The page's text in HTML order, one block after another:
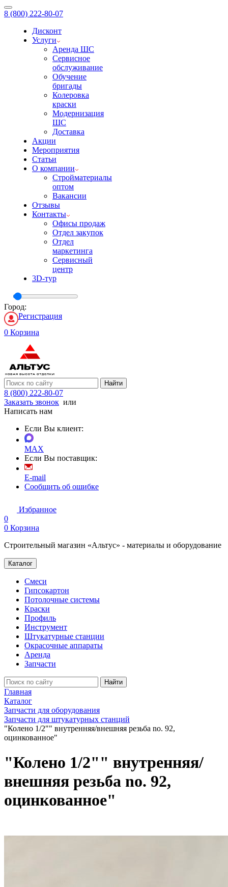
8 (800) 222-80-07
Дисконт
Услуги
Аренда ШС
Сервисное
обслуживание
Обучение
бригады
Колеровка
краски
Модернизация
ШС
Доставка
Акции
Мероприятия
Статьи
О компании
Стройматериалы
оптом
Вакансии
Отзывы
Контакты
Офисы продаж
Отдел закупок
Отдел
маркетинга
Сервисный
центр
3D-тур
Город:
Регистрация
0 Корзина
Найти
8 (800) 222-80-07
Заказать звонок или
Написать нам
Если Вы клиент:
MAX
Если Вы поставщик:
E-mail
Сообщить об ошибке
Избранное
0
0 Корзина
Строительный магазин «Альтус» - материалы и оборудование
Каталог
Смеси
Гипсокартон
Потолочные системы
Краски
Профиль
Инструмент
Штукатурные станции
Окрасочные аппараты
Аренда
Запчасти
Найти
Главная
Каталог
Запчасти для оборудования
Запчасти для штукатурных станций
"Колено 1/2"" внутренняя/внешняя резьба no. 92,
оцинкованное"
"Колено 1/2"" внутренняя/
внешняя резьба no. 92,
оцинкованное"